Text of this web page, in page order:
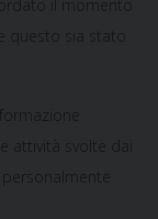
il momento
questo sia stato
attività svolte dai